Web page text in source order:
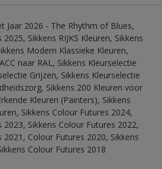
Jaar 2026 - The Rhythm of Blues,
Sikkens RIJKS Kleuren, Sikkens
Modern Klassieke Kleuren,
naar RAL, Sikkens Kleurselectie
Grijzen, Sikkens Kleurselectie
Sikkens 200 Kleuren voor
Kleuren (Painters), Sikkens
Sikkens Colour Futures 2024,
2023, Sikkens Colour Futures 2022,
2021, Colour Futures 2020, Sikkens
Colour Futures 2018